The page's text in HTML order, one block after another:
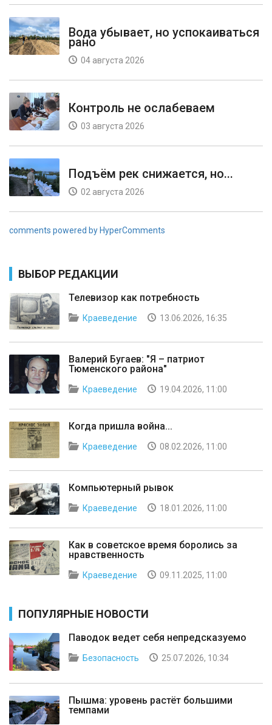
Вода убывает, но успокаиваться
рано
04 августа 2026
Контроль не ослабеваем
03 августа 2026
Подъём рек снижается, но...
02 августа 2026
comments powered by HyperComments
ВЫБОР РЕДАКЦИИ
Телевизор как потребность
Краеведение 13.06.2026, 16:35
Валерий Бугаев: "Я – патриот
Тюменского района"
Краеведение 19.04.2026, 11:00
Когда пришла война...
Краеведение 08.02.2026, 11:00
Компьютерный рывок
Краеведение 18.01.2026, 11:00
Как в советское время боролись за
нравственность
Краеведение 09.11.2025, 11:00
ПОПУЛЯРНЫЕ НОВОСТИ
Паводок ведет себя непредсказуемо
Безопасность 25.07.2026, 10:34
Пышма: уровень растёт большими
темпами